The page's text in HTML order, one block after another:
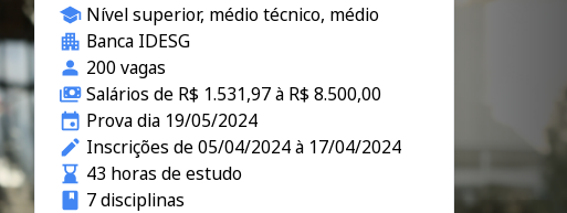
Nível superior, médio técnico, médio
Banca IDESG
200 vagas
Salários de R$ 1.531,97 à R$ 8.500,00
Prova dia 19/05/2024
Inscrições de 05/04/2024 à 17/04/2024
43 horas de estudo
7 disciplinas